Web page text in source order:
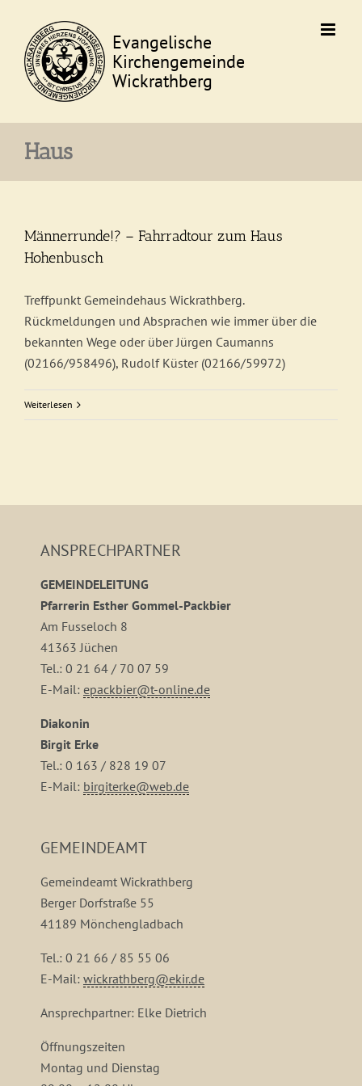
content
Haus
Männerrunde!? – Fahrradtour zum Haus
Hohenbusch
Treffpunkt Gemeindehaus Wickrathberg.
Rückmeldungen und Absprachen wie immer über die
bekannten Wege oder über Jürgen Caumanns
(02166/958496), Rudolf Küster (02166/59972)
Weiterlesen
ANSPRECHPARTNER
GEMEINDELEITUNG
Pfarrerin Esther Gommel-Packbier
Am Fusseloch 8
41363 Jüchen
Tel.: 0 21 64 / 70 07 59
E-Mail: epackbier@t-online.de
Diakonin
Birgit Erke
Tel.: 0 163 / 828 19 07
E-Mail: birgiterke@web.de
GEMEINDEAMT
Gemeindeamt Wickrathberg
Berger Dorfstraße 55
41189 Mönchengladbach
Tel.: 0 21 66 / 85 55 06
E-Mail: wickrathberg@ekir.de
Ansprechpartner: Elke Dietrich
Öffnungszeiten
Montag und Dienstag